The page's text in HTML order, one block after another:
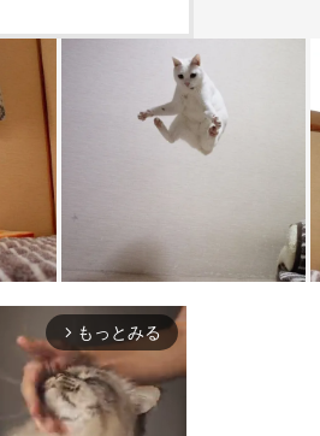
arrow_forward_ios もっとみる